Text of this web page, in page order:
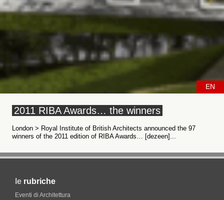
EN
2011 RIBA Awards… the winners
London > Royal Institute of British Architects announced the 97
winners of the 2011 edition of RIBA Awards… [dezeen]...
le rubriche
Eventi di Architettura